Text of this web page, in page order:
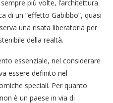
più volte, l’architettura
di un “effetto Gabibbo”, quasi
una risata liberatoria per
della realtà.
essenziale, nel considerare
essere definito nel
speciali. Per quanto
è un paese in via di